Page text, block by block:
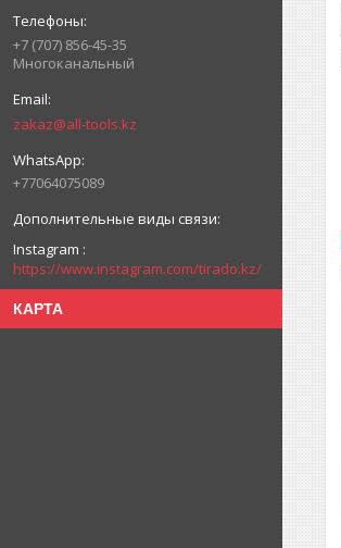
+7 (707) 856-45-35
Многоканальный
zakaz@all-tools.kz
+77064075089
Instagram
https://www.instagram.com/tirado.kz/
КАРТА